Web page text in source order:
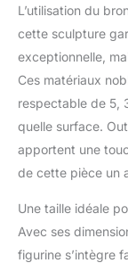
L’utilisation du
cette sculpture
exceptionnelle,
Ces matériaux
respectable de 5,
quelle surface.
apportent une
de cette pièce un
Une taille idéale
Avec ses
figurine s’intègre